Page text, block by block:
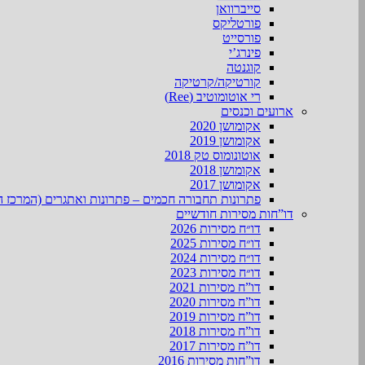
סייברוואן
פורטליקס
פורסייט
פינרג’י
קוגנטה
קורטיקה/קרטיקה
רי אוטומוטיב (Ree)
ארועים וכנסים
אקומושן 2020
אקומושן 2019
אוטונומוס טק 2018
אקומושן 2018
אקומושן 2017
פתרונות תחבורה חכמים – פתרונות ואתגרים (המרכז
דו”חות מסירות חודשיים
דו״ח מסירות 2026
דו״ח מסירות 2025
דו״ח מסירות 2024
דו״ח מסירות 2023
דו”ח מסירות 2021
דו”ח מסירות 2020
דו”ח מסירות 2019
דו”ח מסירות 2018
דו”ח מסירות 2017
דו”חות מסירות 2016